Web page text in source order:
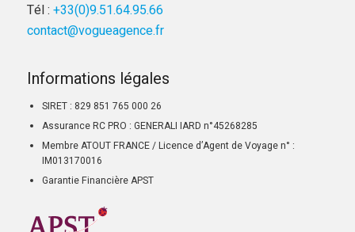
Tél : +33(0)9.51.64.95.66
contact@vogueagence.fr
Informations légales
SIRET : 829 851 765 000 26
Assurance RC PRO : GENERALI IARD n°45268285
Membre ATOUT FRANCE / Licence d’Agent de Voyage n° :
IM013170016
Garantie Financière APST